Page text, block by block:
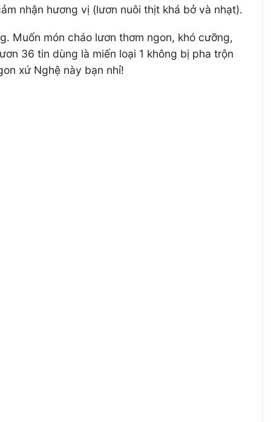
nhận hương vị (lươn nuôi thịt khá bở và nhạt).
Muốn món cháo lươn thơm ngon, khó cưỡng,
36 tin dùng là miến loại 1 không bị pha trộn
xứ Nghệ này bạn nhỉ!